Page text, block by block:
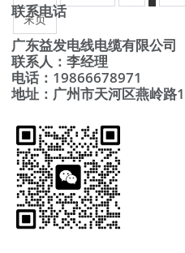
末页
联系电话
广东益发电线电缆有限公司
联系人：李经理
电话：19866678971
地址：广州市天河区燕岭路